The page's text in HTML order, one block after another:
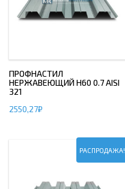
ПРОФНАСТИЛ
НЕРЖАВЕЮЩИЙ Н60 0.7 AISI
321
2550,27₽
РАСПРОДАЖА!